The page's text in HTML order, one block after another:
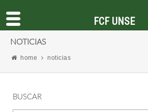
NOTICIAS
home noticias
BUSCAR
FCF UNSE